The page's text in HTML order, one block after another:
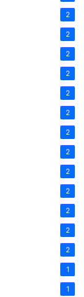
2
2
2
2
2
2
2
2
2
2
2
2
2
1
1